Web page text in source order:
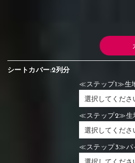
シートカバー:2列分
≪ステップ1≫生
≪ステップ2≫生
≪ステップ3≫パ